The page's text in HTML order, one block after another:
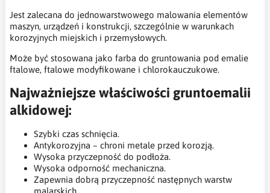
Jest zalecana do jednowarstwowego malowania elementów
maszyn, urządzeń i konstrukcji, szczególnie w warunkach
korozyjnych miejskich i przemysłowych.
Może być stosowana jako farba do gruntowania pod emalie
ftalowe, ftalowe modyfikowane i chlorokauczukowe.
Najważniejsze właściwości gruntoemalii
alkidowej:
Szybki czas schnięcia.
Antykorozyjna – chroni metale przed korozją.
Wysoka przyczepność do podłoża.
Wysoka odporność mechaniczna.
Zapewnia dobrą przyczepność następnych warstw
malarskich.